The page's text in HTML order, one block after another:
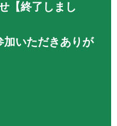
【終了しまし
ただきありが